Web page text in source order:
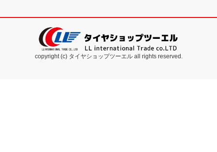
copyright (c) タイヤショップツーエル all rights reserved.